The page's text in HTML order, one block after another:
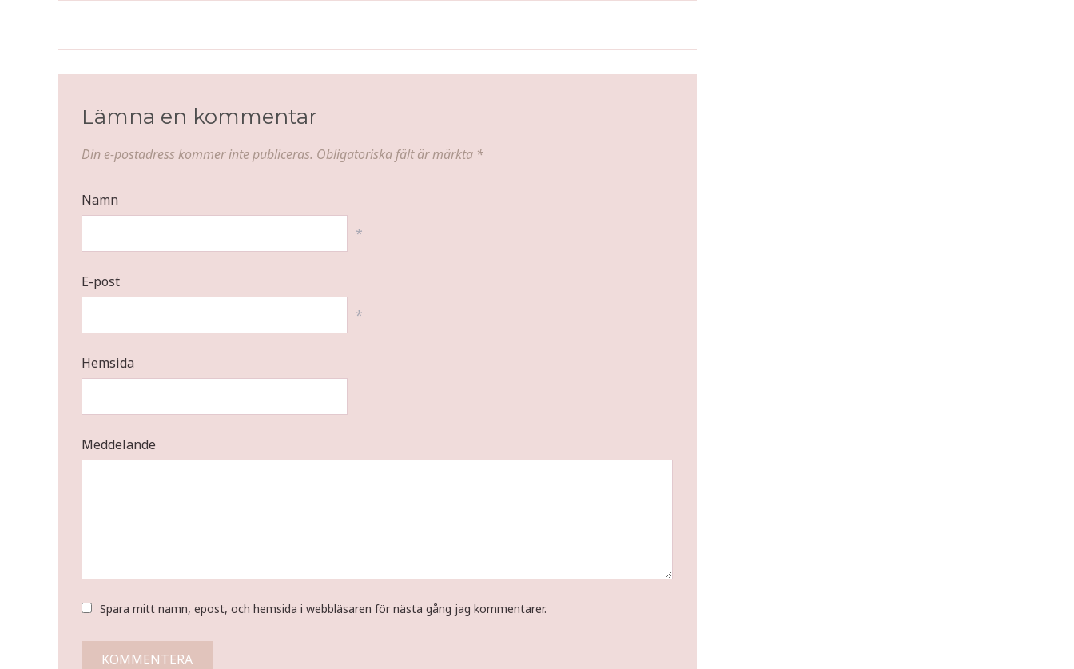
maräng
Lämna en kommentar
Din e-postadress kommer inte publiceras. Obligatoriska fält är märkta *
Namn
*
E-post
*
Hemsida
Meddelande
Spara mitt namn, epost, och hemsida i webbläsaren för nästa gång jag kommentarer.